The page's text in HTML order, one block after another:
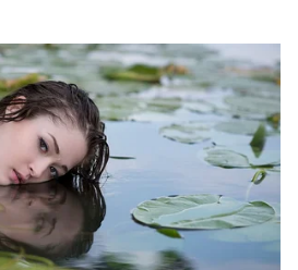
సినిమాను మహేష్ బాబు
తెలుసా..?
సమాచారం కోసం ఏసియానెట్ తెలుగు
సోర్స్ గా ఎంచుకోండి